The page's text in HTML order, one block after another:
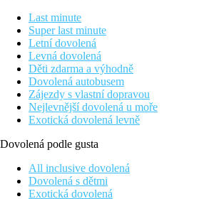
nákupních možností, autobusová
přístav (cca 300 m od hotelu), ale i
restaurací.
Vzdálenost
pláže: 70 m
letiště: 14 km
centra: 1,5 km (Rhodos)
nákupních možností: 400 m
Popis pokoje
koupelna/WC (vysoušeč vlasů)
centrální klimatizace (zdarma)
trezor (zdarma)
Last minute
Super last minute
Letní dovolená
Levná dovolená
Děti zdarma a výhodně
Dovolená autobusem
Zájezdy s vlastní dopravou
Nejlevnější dovolená u moře
Exotická dovolená levně
Dovolená podle gusta
All inclusive dovolená
Dovolená s dětmi
Exotická dovolená